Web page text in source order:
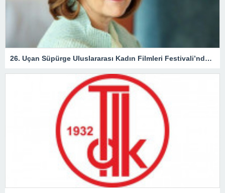
26. Uçan Süpürge Uluslararası Kadın Filmleri Festivali’nde ödül alacak isimler açıklandı